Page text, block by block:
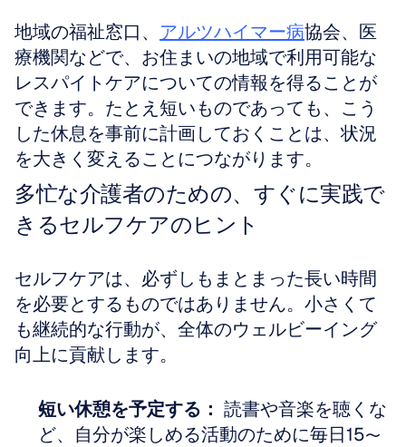
地域の福祉窓口、 アルツハイマー病協会、医
療機関などで、お住まいの地域で利用可能な
レスパイトケアについての情報を得ることが
できます。たとえ短いものであっても、こう
した休息を事前に計画しておくことは、状況
を大きく変えることにつながります。
多忙な介護者のための、すぐに実践で
きるセルフケアのヒント
セルフケアは、必ずしもまとまった長い時間
を必要とするものではありません。小さくて
も継続的な行動が、全体のウェルビーイング
向上に貢献します。
短い休憩を予定する： 読書や音楽を聴くな
ど、自分が楽しめる活動のために毎日15〜